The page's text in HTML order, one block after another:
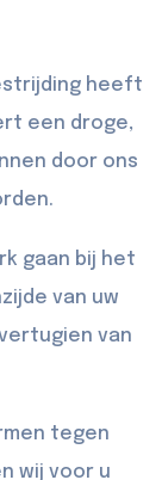
heeft
een droge,
door ons
gaan bij het
van uw
van
tegen
wij voor u